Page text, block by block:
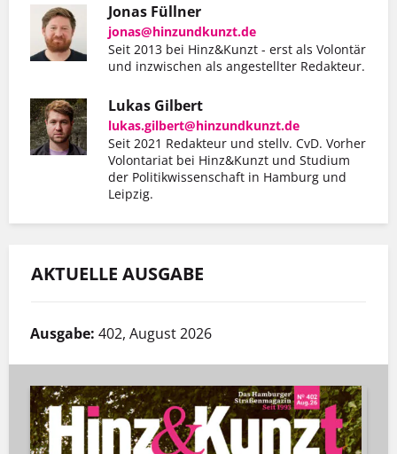
Jonas Füllner
jonas@hinzundkunzt.de
Seit 2013 bei Hinz&Kunzt - erst als Volontär
und inzwischen als angestellter Redakteur.
Lukas Gilbert
lukas.gilbert@hinzundkunzt.de
Seit 2021 Redakteur und stellv. CvD. Vorher
Volontariat bei Hinz&Kunzt und Studium
der Politikwissenschaft in Hamburg und
Leipzig.
AKTUELLE AUSGABE
Ausgabe: 402, August 2026